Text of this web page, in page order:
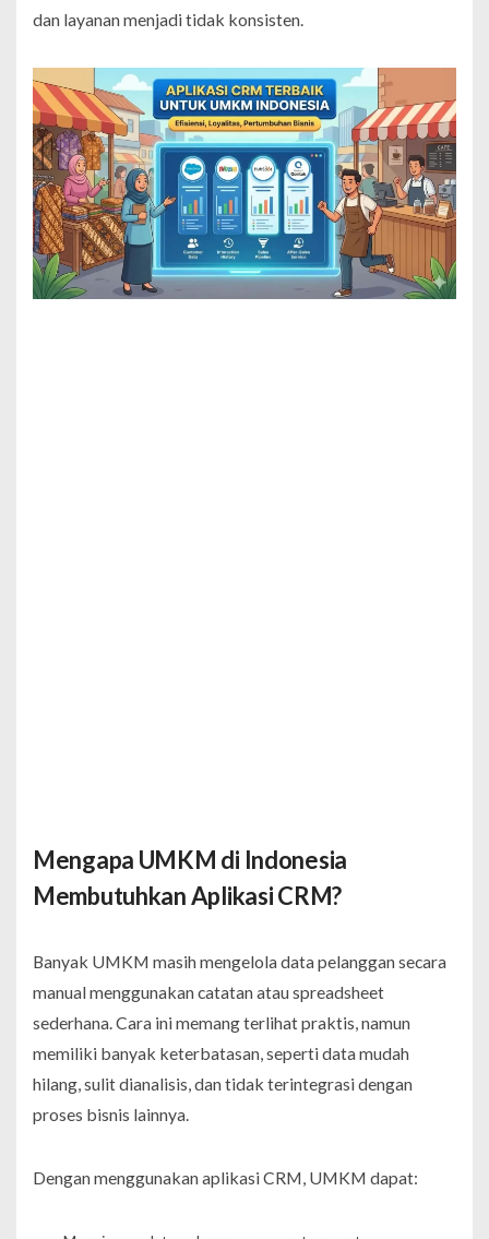
dan layanan menjadi tidak konsisten.
Mengapa UMKM di Indonesia
Membutuhkan Aplikasi CRM?
Banyak UMKM masih mengelola data pelanggan secara
manual menggunakan catatan atau spreadsheet
sederhana. Cara ini memang terlihat praktis, namun
memiliki banyak keterbatasan, seperti data mudah
hilang, sulit dianalisis, dan tidak terintegrasi dengan
proses bisnis lainnya.
Dengan menggunakan aplikasi CRM, UMKM dapat: